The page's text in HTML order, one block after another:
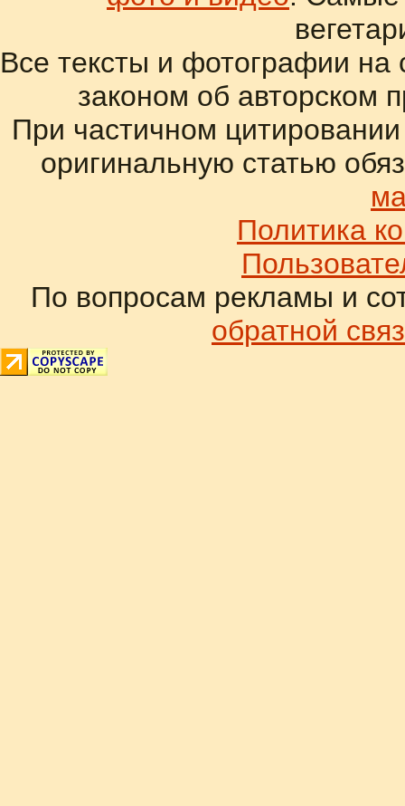
Все тексты и фотографии
законом об авторском
При частичном
оригинальную статью
Политика
По вопросам рекламы и
обратной